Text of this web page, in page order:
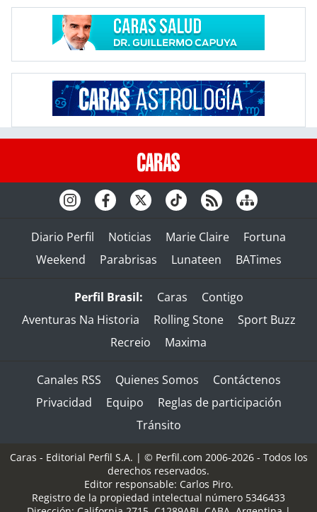
Diario Perfil Noticias Marie Claire
Fortuna
Weekend
Parabrisas Lunateen BATimes
Perfil Brasil: Caras
Contigo
Aventuras Na Historia
Rolling Stone
Sport Buzz
Recreio
Maxima
Canales RSS Quienes Somos
Contáctenos
Privacidad
Equipo
Reglas de participación
Tránsito
Caras - Editorial Perfil S.A. | © Perfil.com 2006-2026 - Todos los
derechos reservados.
Editor responsable: Carlos Piro.
Registro de la propiedad intelectual número 5346433